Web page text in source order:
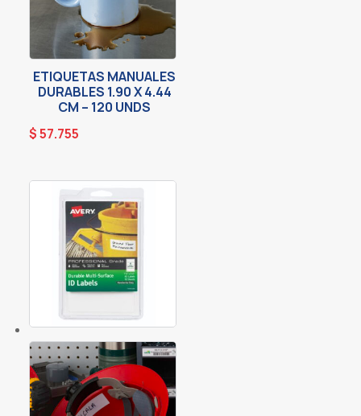
ETIQUETAS MANUALES
DURABLES 1.90 X 4.44
CM – 120 UNDS
$57.755